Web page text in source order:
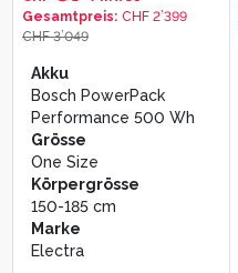
Grösse
Marke
Benno Bikes
Gesamtpreis: CHF 2’399
CHF 3’049
Akku
Bosch PowerPack
Performance 500 Wh
Grösse
One Size
Körpergrösse
150-185 cm
Marke
Electra